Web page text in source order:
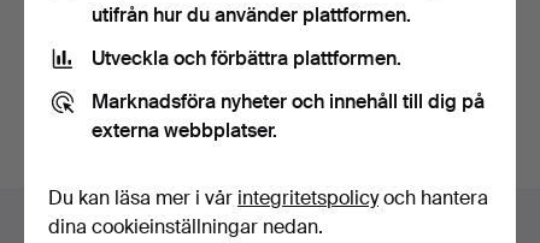
Bevaka sökning
Du kan också söka i vårt arkiv med avslutade auktioner
Sidfotsnavigation
Hjälp och kontakt
utifrån hur du använder plattformen.
Utveckla och förbättra plattformen.
Marknadsföra nyheter och innehåll till dig på
externa webbplatser.
Du kan läsa mer i vår integritetspolicyoch hantera
dina cookieinställningar nedan.